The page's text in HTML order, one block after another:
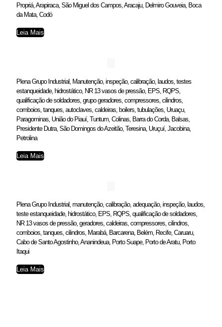
Propriá, Arapiraca, São Miguel dos Campos, Aracaju, Delmiro Gouveia, Boca
da Mata, Codó
Leia Mais
Plena Grupo Industrial, Manutenção, inspeção, calibração, laudos, testes
estanqueidade, hidrostático, NR 13 vasos de pressão, EPS, RQPS,
qualificação de soldadores, grupo geradores, compressores, cilindros,
comboios, tanques, autoclaves, caldeiras, boilers, tubulações, Uruaçu,
Paragominas, União do Piauí, Tuntum, Colinas, Barra do Corda, Balsas,
Presidente Dutra, São Domingos do Azeitão, Teresina, Uruçuí, Jacobina,
Petrolina
Leia Mais
Plena Grupo Industrial, manutenção, calibração, adequação, inspeção, laudos,
teste estanqueidade, hidrostático, EPS, RQPS, qualificação de soldadores,
NR 13 vasos de pressão, geradores, caldeiras, compressores, cilindros,
comboios, tanques, cilindros, Marabá, Barcarena, Belém, Recife, Caruaru,
Cabo de Santo Agostinho, Ananindeua, Porto Suape, Porto de Aratu, Porto
Itaqui
Leia Mais